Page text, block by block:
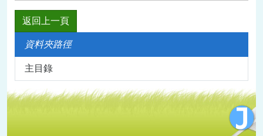
返回上一頁
資料夾路徑
主目錄